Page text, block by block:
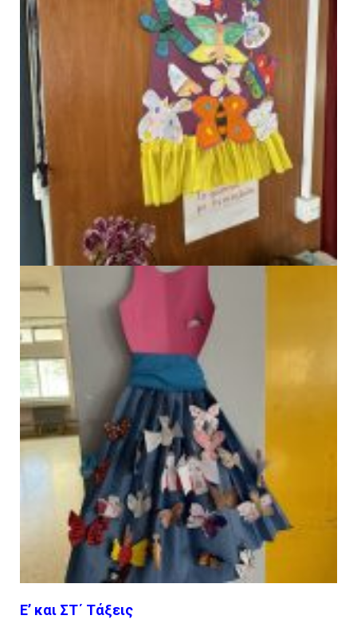
Ε’ και ΣΤ΄ Τάξεις